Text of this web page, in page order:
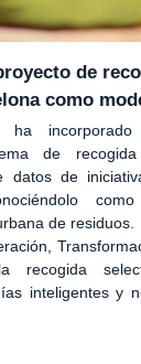
de
como
ha
de
datos de
de residuos.
recogida
inteligentes y